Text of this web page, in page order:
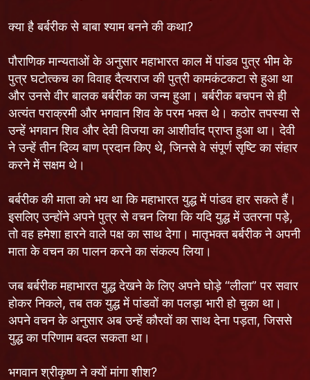
क्या है बर्बरीक से बाबा श्याम बनने की कथा?
पौराणिक मान्यताओं के अनुसार महाभारत काल में पांडव पुत्र भीम के
पुत्र घटोत्कच का विवाह दैत्यराज की पुत्री कामकंटकटा से हुआ था
और उनसे वीर बालक बर्बरीक का जन्म हुआ। बर्बरीक बचपन से ही
अत्यंत पराक्रमी और भगवान शिव के परम भक्त थे। कठोर तपस्या से
उन्हें भगवान शिव और देवी विजया का आशीर्वाद प्राप्त हुआ था। देवी
ने उन्हें तीन दिव्य बाण प्रदान किए थे, जिनसे वे संपूर्ण सृष्टि का संहार
करने में सक्षम थे।
बर्बरीक की माता को भय था कि महाभारत युद्ध में पांडव हार सकते हैं।
इसलिए उन्होंने अपने पुत्र से वचन लिया कि यदि युद्ध में उतरना पड़े,
तो वह हमेशा हारने वाले पक्ष का साथ देगा। मातृभक्त बर्बरीक ने अपनी
माता के वचन का पालन करने का संकल्प लिया।
जब बर्बरीक महाभारत युद्ध देखने के लिए अपने घोड़े “लीला” पर सवार
होकर निकले, तब तक युद्ध में पांडवों का पलड़ा भारी हो चुका था।
अपने वचन के अनुसार अब उन्हें कौरवों का साथ देना पड़ता, जिससे
युद्ध का परिणाम बदल सकता था।
भगवान श्रीकृष्ण ने क्यों मांगा शीश?